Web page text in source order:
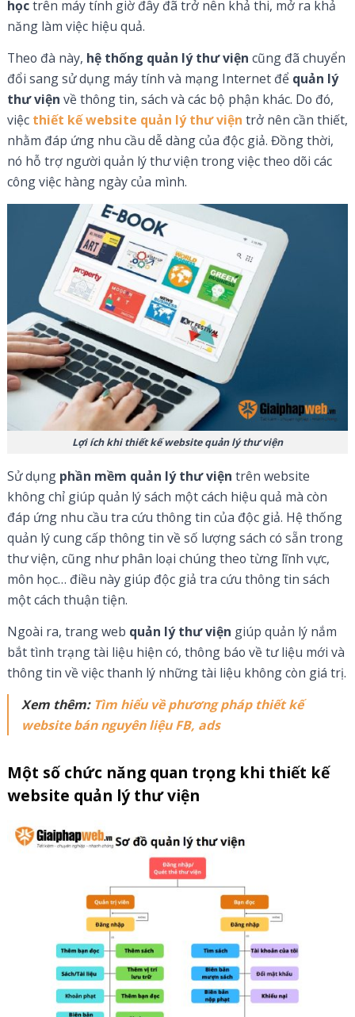
họctrên máy tính giờ đây đã trở nên khả thi, mở ra khả
năng làm việc hiệu quả.
Theo đà này, hệ thống quản lý thư viện cũng đã chuyển
đổi sang sử dụng máy tính và mạng Internet để quản lý
thư viện về thông tin, sách và các bộ phận khác. Do đó,
việc thiết kế website quản lý thư viện trở nên cần thiết,
nhằm đáp ứng nhu cầu dễ dàng của độc giả. Đồng thời,
nó hỗ trợ người quản lý thư viện trong việc theo dõi các
công việc hàng ngày của mình.
Lợi ích khi thiết kế website quản lý thư viện
Sử dụng phần mềm quản lý thư viện trên website
không chỉ giúp quản lý sách một cách hiệu quả mà còn
đáp ứng nhu cầu tra cứu thông tin của độc giả. Hệ thống
quản lý cung cấp thông tin về số lượng sách có sẵn trong
thư viện, cũng như phân loại chúng theo từng lĩnh vực,
môn học… điều này giúp độc giả tra cứu thông tin sách
một cách thuận tiện.
Ngoài ra, trang web quản lý thư viện giúp quản lý nắm
bắt tình trạng tài liệu hiện có, thông báo về tư liệu mới và
thông tin về việc thanh lý những tài liệu không còn giá trị.
Xem thêm: Tìm hiểu về phương pháp thiết kế
website bán nguyên liệu FB, ads
Một số chức năng quan trọng khi thiết kế
website quản lý thư viện